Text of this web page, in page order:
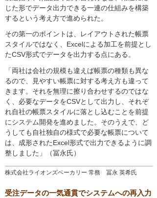
株式会社ライオンズベーカリー 常務 冨永 英希氏
じた形でデータ出力できる一連の仕組みを構築
するという考え方で進められた。
その第一のポイントは、レイアウトされた帳票
スタイルではなく、Excelによる加工を前提とし
たCSV形式でデータを出力する点にある。
「両社は会社の規模も違えば帳票の種類も異な
るので、見やすい帳票に対する考え方も違って
きます。それを無理に擦り合わせするのではな
く、必要なデータをCSVとして出力し、それぞ
れ自社の帳票スタイルに落とし込むことを前提
にシステム開発を進めました。そのうえで、ど
うしても自社独自の様式で必要な帳票について
は、成形されたExcel形式で出力できるように調
整しました」（冨永氏）
受注データの一気通貫でシステムへの再入力